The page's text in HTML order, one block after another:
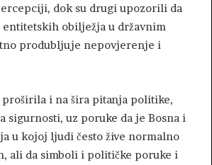
dok su drugi upozorili da
obilježja u državnim
produbljuje nepovjerenje i
proširila i na šira pitanja politike,
sigurnosti, uz poruke da je Bosna i
u kojoj ljudi često žive normalno
ali da simboli i političke poruke i